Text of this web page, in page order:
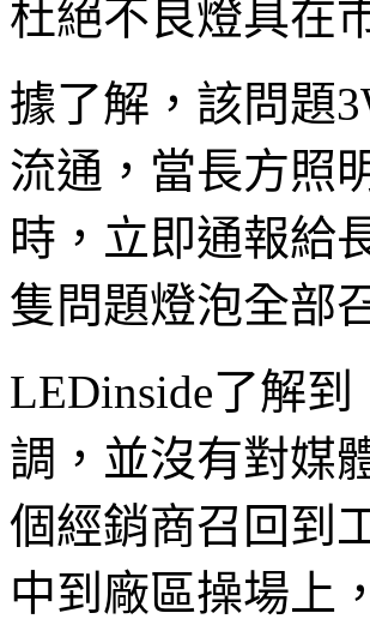
杜絕不良燈具在
據了解，該問題
流通，當長方照
時，立即通報給
隻問題燈泡全部
LEDinside了解
調，並沒有對媒
個經銷商召回到
中到廠區操場上